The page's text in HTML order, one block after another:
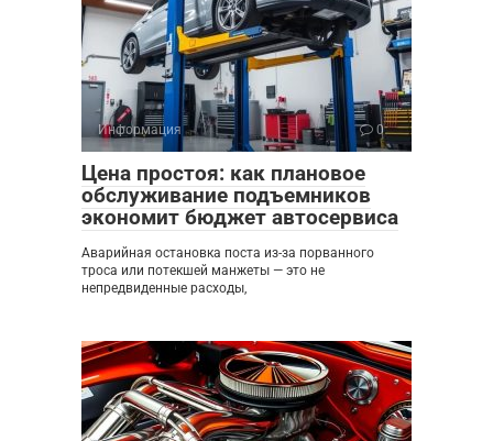
Информация 0
Цена простоя: как плановое
обслуживание подъемников
экономит бюджет автосервиса
Аварийная остановка поста из-за порванного
троса или потекшей манжеты — это не
непредвиденные расходы,